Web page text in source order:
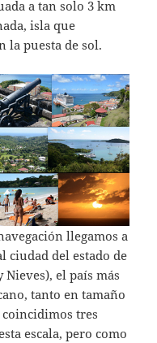
a tan solo 3 km
isla que
la puesta de sol.
llegamos a
ciudad del estado de
Nieves), el país más
tanto en tamaño
coincidimos tres
escala, pero como